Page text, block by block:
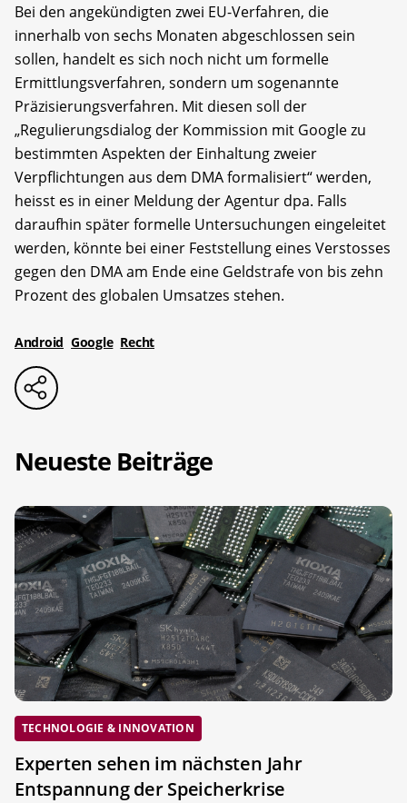
Bei den angekündigten zwei EU-Verfahren, die
innerhalb von sechs Monaten abgeschlossen sein
sollen, handelt es sich noch nicht um formelle
Ermittlungsverfahren, sondern um sogenannte
Präzisierungsverfahren. Mit diesen soll der
„Regulierungsdialog der Kommission mit Google zu
bestimmten Aspekten der Einhaltung zweier
Verpflichtungen aus dem DMA formalisiert“ werden,
heisst es in einer Meldung der Agentur dpa. Falls
daraufhin später formelle Untersuchungen eingeleitet
werden, könnte bei einer Feststellung eines Verstosses
gegen den DMA am Ende eine Geldstrafe von bis zehn
Prozent des globalen Umsatzes stehen.
Android Google Recht
Neueste Beiträge
TECHNOLOGIE & INNOVATION
Experten sehen im nächsten Jahr
Entspannung der Speicherkrise